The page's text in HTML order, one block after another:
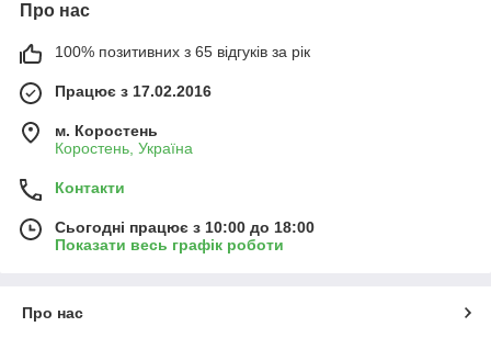
Про нас
100% позитивних з 65 відгуків за рік
Працює з 17.02.2016
м. Коростень
Коростень, Україна
Контакти
Сьогодні працює з 10:00 до 18:00
Показати весь графік роботи
Про нас